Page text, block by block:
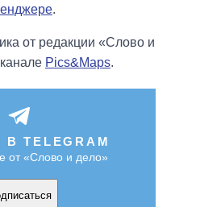
.
от редакции «Слово и
Pics&Maps.
TELEGRAM
от «Слово и дело»